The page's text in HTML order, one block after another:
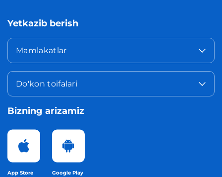
Yetkazib berish
Mamlakatlar
Do'kon toifalari
Bizning arizamiz
App Store Google Play